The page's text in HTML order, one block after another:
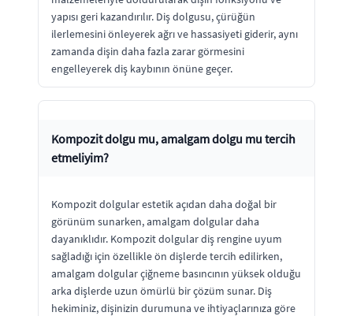
yapısı geri kazandırılır. Diş dolgusu, çürüğün
ilerlemesini önleyerek ağrı ve hassasiyeti giderir, aynı
zamanda dişin daha fazla zarar görmesini
engelleyerek diş kaybının önüne geçer.
Kompozit dolgu mu, amalgam dolgu mu tercih
etmeliyim?
Kompozit dolgular estetik açıdan daha doğal bir
görünüm sunarken, amalgam dolgular daha
dayanıklıdır. Kompozit dolgular diş rengine uyum
sağladığı için özellikle ön dişlerde tercih edilirken,
amalgam dolgular çiğneme basıncının yüksek olduğu
arka dişlerde uzun ömürlü bir çözüm sunar. Diş
hekiminiz, dişinizin durumuna ve ihtiyaçlarınıza göre